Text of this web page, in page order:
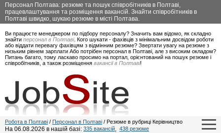
Персонал Полтава: резюме та пошук співробітників в Полтаві,
працевлаштування та розміщення вакансій. Знайти співробітників в
Полтаві швидко, шукаю резюме в місті Полтава.
Ви працюєте менеджером по підбору персоналу? Значить вам відомо, як складно
знайти персонал в Полтаві. Кого шукати - фахівців з мінімальним досвідом роботи
або віддати перевагу фахівцям з відмінним резюме? Звертати увагу на резюме з
низьким рівнем зарплати Або потрібен персонал в Полтаві, але з високим окладом?
Питань багато, тому ласкаво просимо на портал, орієнтований на пошук резюме і
співробітників, а також розміщення вакансії в Полтаві!
Робота в Полтаві / Персонал в Полтаві / Резюме в рубриці Керівництво
На 06.08.2026 в нашій базі: 335 вакансій, 438 резюме